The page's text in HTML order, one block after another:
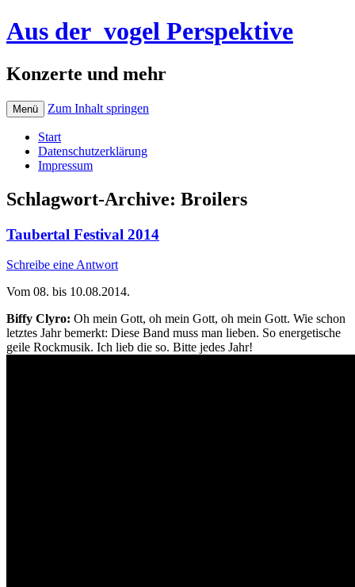
Aus der_vogel Perspektive
Konzerte und mehr
Menü Zum Inhalt springen
Start
Datenschutzerklärung
Impressum
Schlagwort-Archive: Broilers
Taubertal Festival 2014
Schreibe eine Antwort
Vom 08. bis 10.08.2014.
Biffy Clyro: Oh mein Gott, oh mein Gott, oh mein Gott. Wie schon
letztes Jahr bemerkt: Diese Band muss man lieben. So energetische
geile Rockmusik. Ich lieb die so. Bitte jedes Jahr!